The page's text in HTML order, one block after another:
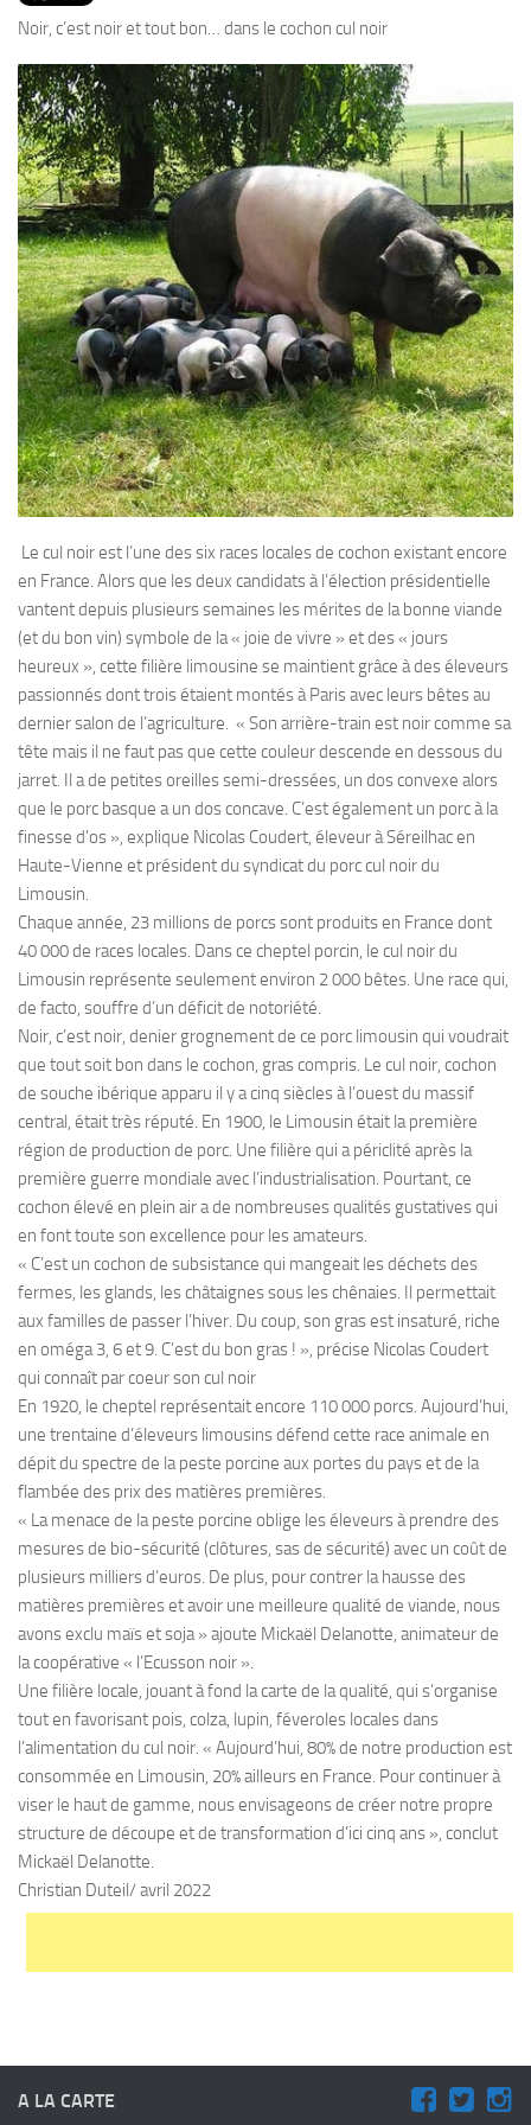
PRODUITS
Entrées
Plats
Desserts
Sauces
Noir, c’est noir et tout bon… dans le cochon cul noir
Le cul noir est l’une des six races locales de cochon existant encore
en France. Alors que les deux candidats à l’élection présidentielle
vantent depuis plusieurs semaines les mérites de la bonne viande
(et du bon vin) symbole de la « joie de vivre » et des « jours
heureux », cette filière limousine se maintient grâce à des éleveurs
passionnés dont trois étaient montés à Paris avec leurs bêtes au
dernier salon de l’agriculture. « Son arrière-train est noir comme sa
tête mais il ne faut pas que cette couleur descende en dessous du
jarret. Il a de petites oreilles semi-dressées, un dos convexe alors
que le porc basque a un dos concave. C’est également un porc à la
finesse d’os », explique Nicolas Coudert, éleveur à Séreilhac en
Haute-Vienne et président du syndicat du porc cul noir du
Limousin.
Chaque année, 23 millions de porcs sont produits en France dont
40 000 de races locales. Dans ce cheptel porcin, le cul noir du
Limousin représente seulement environ 2 000 bêtes. Une race qui,
de facto, souffre d’un déficit de notoriété.
Noir, c’est noir, denier grognement de ce porc limousin qui voudrait
que tout soit bon dans le cochon, gras compris. Le cul noir, cochon
de souche ibérique apparu il y a cinq siècles à l’ouest du massif
central, était très réputé. En 1900, le Limousin était la première
région de production de porc. Une filière qui a périclité après la
première guerre mondiale avec l’industrialisation. Pourtant, ce
cochon élevé en plein air a de nombreuses qualités gustatives qui
en font toute son excellence pour les amateurs.
« C’est un cochon de subsistance qui mangeait les déchets des
fermes, les glands, les châtaignes sous les chênaies. Il permettait
aux familles de passer l’hiver. Du coup, son gras est insaturé, riche
en oméga 3, 6 et 9. C’est du bon gras ! », précise Nicolas Coudert
qui connaît par coeur son cul noir
En 1920, le cheptel représentait encore 110 000 porcs. Aujourd’hui,
une trentaine d’éleveurs limousins défend cette race animale en
dépit du spectre de la peste porcine aux portes du pays et de la
flambée des prix des matières premières.
« La menace de la peste porcine oblige les éleveurs à prendre des
mesures de bio-sécurité (clôtures, sas de sécurité) avec un coût de
plusieurs milliers d’euros. De plus, pour contrer la hausse des
matières premières et avoir une meilleure qualité de viande, nous
avons exclu maïs et soja » ajoute Mickaël Delanotte, animateur de
la coopérative « l’Ecusson noir ».
Une filière locale, jouant à fond la carte de la qualité, qui s’organise
tout en favorisant pois, colza, lupin, féveroles locales dans
l’alimentation du cul noir. « Aujourd’hui, 80% de notre production est
consommée en Limousin, 20% ailleurs en France. Pour continuer à
viser le haut de gamme, nous envisageons de créer notre propre
structure de découpe et de transformation d’ici cinq ans », conclut
Mickaël Delanotte.
Christian Duteil/ avril 2022
A LA CARTE